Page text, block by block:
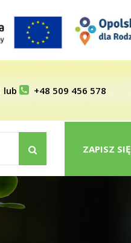
lub +48 509 456 578
ZAPISZ SIĘ